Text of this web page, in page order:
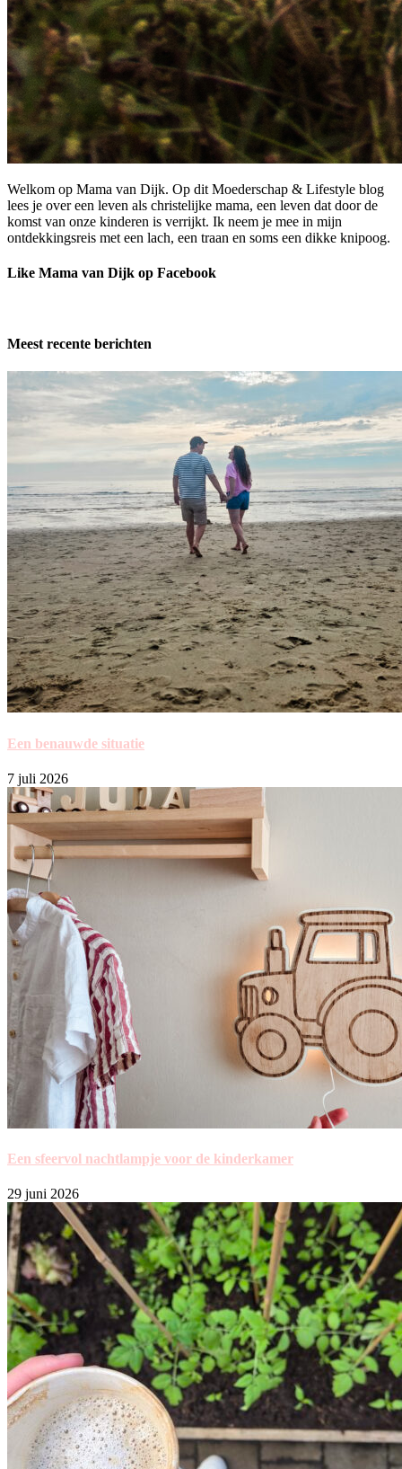
Welkom op Mama van Dijk. Op dit Moederschap & Lifestyle blog
lees je over een leven als christelijke mama, een leven dat door de
komst van onze kinderen is verrijkt. Ik neem je mee in mijn
ontdekkingsreis met een lach, een traan en soms een dikke knipoog.
Like Mama van Dijk op Facebook
Meest recente berichten
Een benauwde situatie
7 juli 2026
Een sfeervol nachtlampje voor de kinderkamer
29 juni 2026